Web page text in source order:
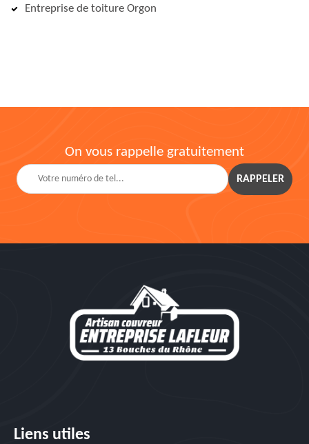
Entreprise de toiture Orgon
On vous rappelle gratuitement
Liens utiles